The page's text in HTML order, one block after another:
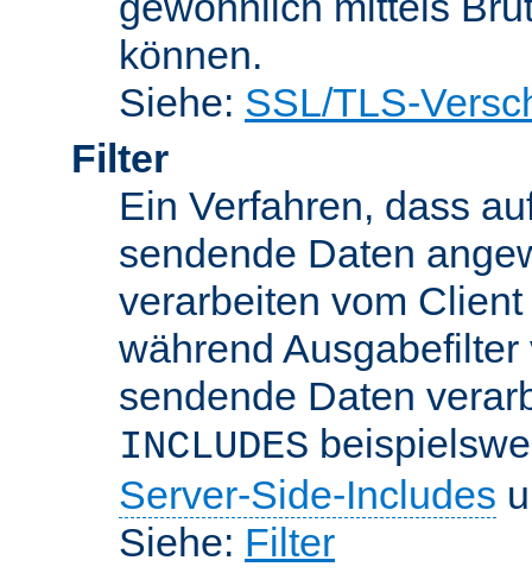
können.
Siehe: SSL/TLS-
Filter
Ein Verfahren, dass
sendende Daten
verarbeiten vom
während
sendende Daten
INCLUDES
Server-Side-Includes
Siehe: Filter